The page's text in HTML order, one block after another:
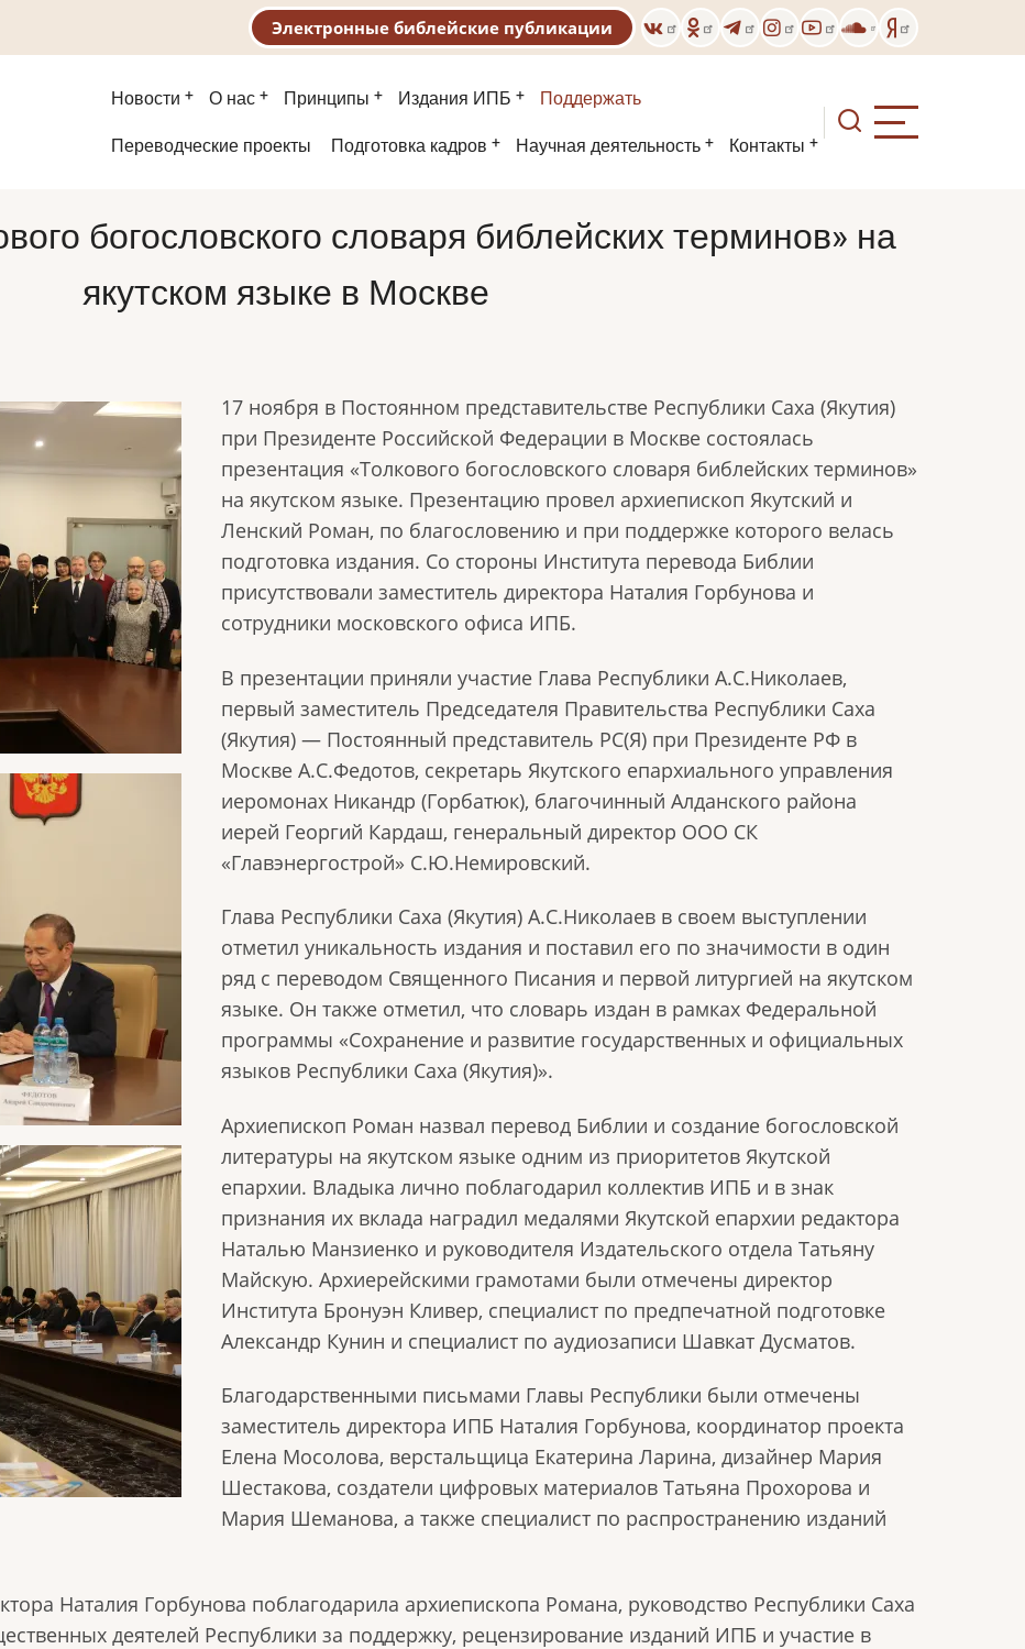
Электронные библейские публикации
Основная
навигация
Новости О нас Принципы Издания ИПБ Поддержать
Второе
Переводческие проекты Подготовка кадров Научная деятельность Контакты
богословского словаря библейских терминов» на
якутском языке в Москве
17 ноября в Постоянном представительстве Республики Саха (Якутия)
при Президенте Российской Федерации в Москве состоялась
презентация «Толкового богословского словаря библейских терминов»
на якутском языке. Презентацию провел архиепископ Якутский и
Ленский Роман, по благословению и при поддержке которого велась
подготовка издания. Со стороны Института перевода Библии
присутствовали заместитель директора Наталия Горбунова и
сотрудники московского офиса ИПБ.
В презентации приняли участие Глава Республики А.С.Николаев,
первый заместитель Председателя Правительства Республики Саха
(Якутия) — Постоянный представитель РС(Я) при Президенте РФ в
Москве А.С.Федотов, секретарь Якутского епархиального управления
иеромонах Никандр (Горбатюк), благочинный Алданского района
иерей Георгий Кардаш, генеральный директор ООО СК
«Главэнергострой» С.Ю.Немировский.
Глава Республики Саха (Якутия) А.С.Николаев в своем выступлении
отметил уникальность издания и поставил его по значимости в один
ряд с переводом Священного Писания и первой литургией на якутском
языке. Он также отметил, что словарь издан в рамках Федеральной
программы «Сохранение и развитие государственных и официальных
языков Республики Саха (Якутия)».
Архиепископ Роман назвал перевод Библии и создание богословской
литературы на якутском языке одним из приоритетов Якутской
епархии. Владыка лично поблагодарил коллектив ИПБ и в знак
признания их вклада наградил медалями Якутской епархии редактора
Наталью Манзиенко и руководителя Издательского отдела Татьяну
Майскую. Архиерейскими грамотами были отмечены директор
Института Бронуэн Кливер, специалист по предпечатной подготовке
Александр Кунин и специалист по аудиозаписи Шавкат Дусматов.
Благодарственными письмами Главы Республики были отмечены
заместитель директора ИПБ Наталия Горбунова, координатор проекта
Елена Мосолова, верстальщица Екатерина Ларина, дизайнер Мария
Шестакова, создатели цифровых материалов Татьяна Прохорова и
Мария Шеманова, а также специалист по распространению изданий
Наталия Горбунова поблагодарила архиепископа Романа, руководство Республики Саха
деятелей Республики за поддержку, рецензирование изданий ИПБ и участие в